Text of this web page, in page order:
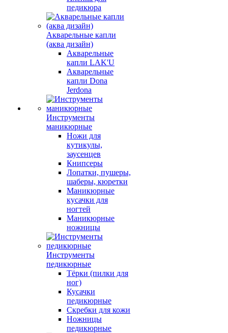
педикюра
Акварельные капли
(аква дизайн)
Акварельные
капли LAK'U
Акварельные
капли Dona
Jerdona
Инструменты
маникюрные
Ножи для
кутикулы,
заусенцев
Книпсеры
Лопатки, пушеры,
шаберы, кюретки
Маникюрные
кусачки для
ногтей
Маникюрные
ножницы
Инструменты
педикюрные
Тёрки (пилки для
ног)
Кусачки
педикюрные
Скребки для кожи
Ножницы
педикюрные